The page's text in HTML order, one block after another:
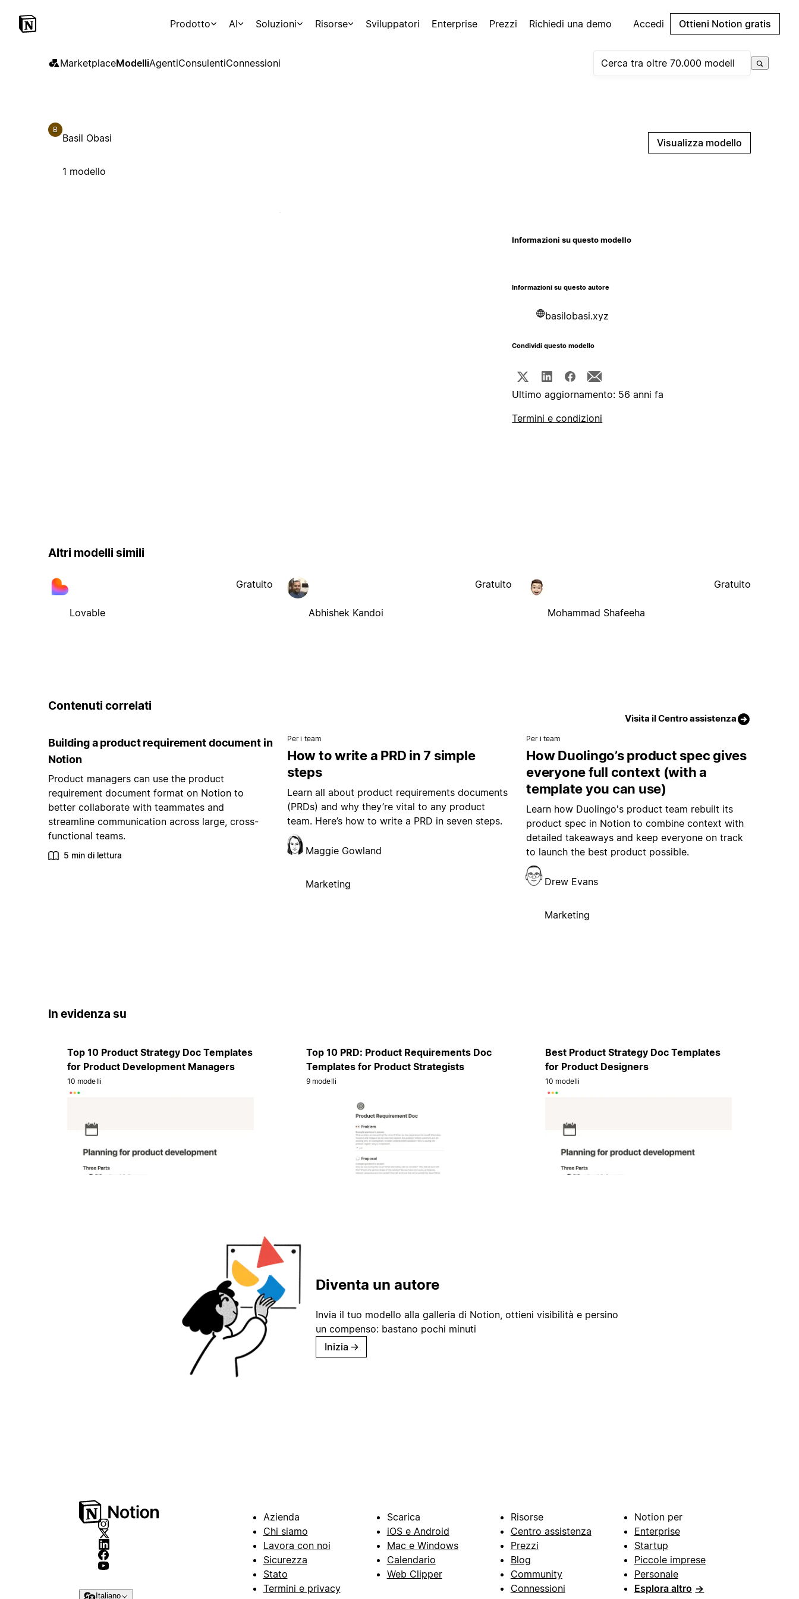
Prodotto AI Soluzioni Risorse Sviluppatori Enterprise Prezzi Richiedi una demo Accedi Ottieni Notion gratis
MarketplaceModelliAgentiConsulentiConnessioni
B
Basil Obasi
1 modello
Visualizza modello
Informazioni su questo modello
Informazioni su questo autore
basilobasi.xyz
Condividi questo modello
Ultimo aggiornamento: 56 anni fa
Termini e condizioni
Altri modelli simili
Lovable
Gratuito
Abhishek Kandoi
Gratuito
Mohammad Shafeeha
Gratuito
Contenuti correlati
Visita il Centro assistenza
Building a product requirement document in
Notion
Product managers can use the product
requirement document format on Notion to
better collaborate with teammates and
streamline communication across large, cross-
functional teams.
5 min di lettura
Per i team
How to write a PRD in 7 simple
steps
Learn all about product requirements documents
(PRDs) and why they’re vital to any product
team. Here’s how to write a PRD in seven steps.
Maggie Gowland
Marketing
Per i team
How Duolingo’s product spec gives
everyone full context (with a
template you can use)
Learn how Duolingo's product team rebuilt its
product spec in Notion to combine context with
detailed takeaways and keep everyone on track
to launch the best product possible.
Drew Evans
Marketing
In evidenza su
Top 10 Product Strategy Doc Templates
for Product Development Managers
10 modelli
Top 10 PRD: Product Requirements Doc
Templates for Product Strategists
9 modelli
Best Product Strategy Doc Templates
for Product Designers
10 modelli
Diventa un autore
Invia il tuo modello alla galleria di Notion, ottieni visibilità e persino
un compenso: bastano pochi minuti
Inizia →
Italiano
Azienda
Chi siamo
Lavora con noi
Sicurezza
Stato
Termini e privacy
Scarica
iOS e Android
Mac e Windows
Calendario
Web Clipper
Risorse
Centro assistenza
Prezzi
Blog
Community
Connessioni
Notion per
Enterprise
Startup
Piccole imprese
Personale
Esplora altro →